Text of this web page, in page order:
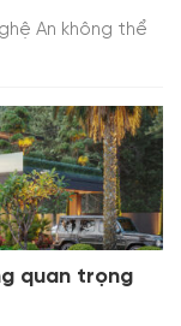
An không thể
quan trọng